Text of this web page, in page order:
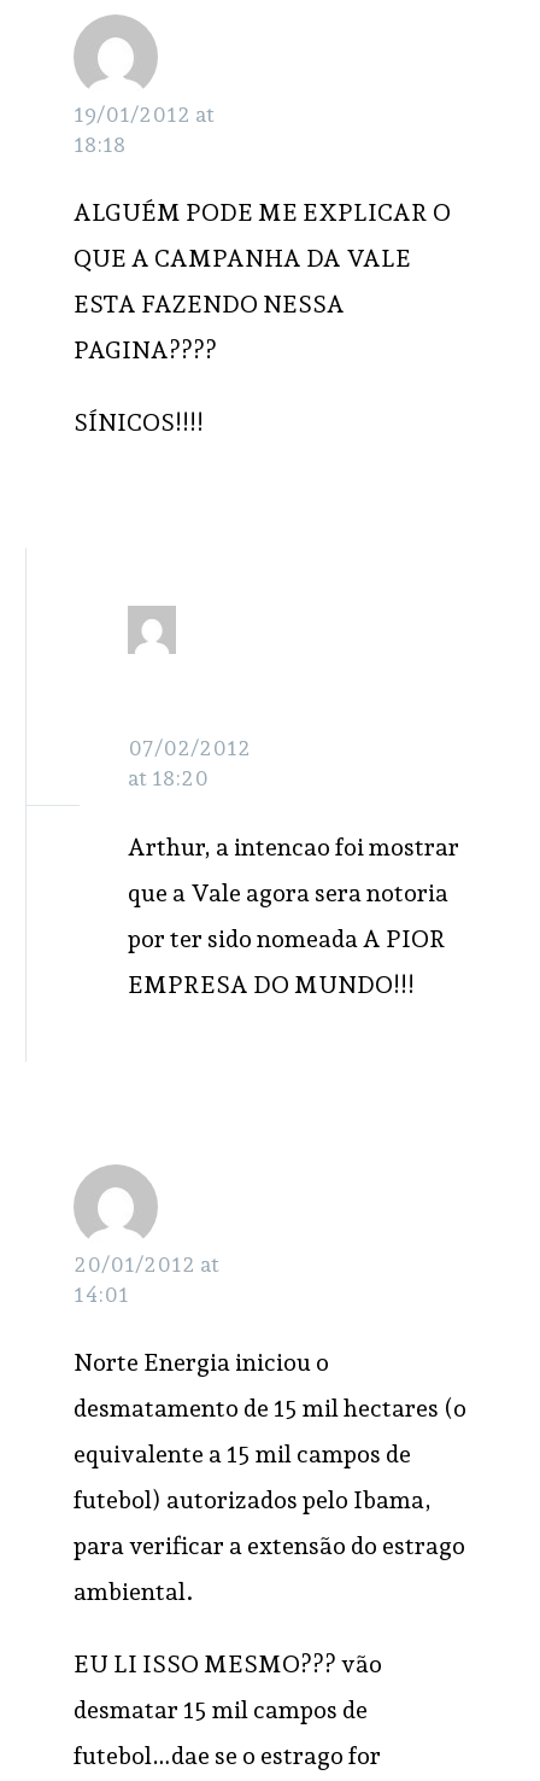
19/01/2012 at
18:18
ALGUÉM PODE ME EXPLICAR O
QUE A CAMPANHA DA VALE
ESTA FAZENDO NESSA
PAGINA????
SÍNICOS!!!!
07/02/2012
at 18:20
Arthur, a intencao foi mostrar
que a Vale agora sera notoria
por ter sido nomeada A PIOR
EMPRESA DO MUNDO!!!
20/01/2012 at
14:01
Norte Energia iniciou o
desmatamento de 15 mil hectares (o
equivalente a 15 mil campos de
futebol) autorizados pelo Ibama,
para verificar a extensão do estrago
ambiental.
EU LI ISSO MESMO??? vão
desmatar 15 mil campos de
futebol…dae se o estrago for